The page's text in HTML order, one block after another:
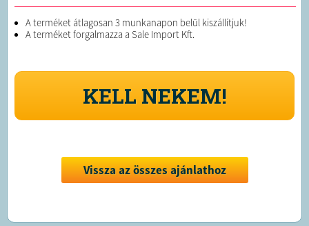
A terméket átlagosan 3 munkanapon belül kiszállítjuk!
A terméket forgalmazza a Sale Import Kft.
KELL NEKEM!
Vissza az összes ajánlathoz